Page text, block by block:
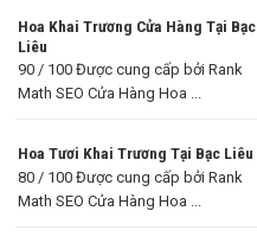
Hoa Khai Trương Cửa Hàng Tại Bạc
Liêu
90 / 100 Được cung cấp bởi Rank
Math SEO Cửa Hàng Hoa ...
Hoa Tươi Khai Trương Tại Bạc Liêu
80 / 100 Được cung cấp bởi Rank
Math SEO Cửa Hàng Hoa ...